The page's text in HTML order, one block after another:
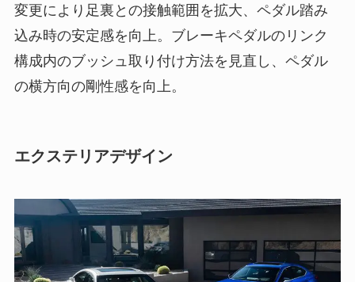
変更により足裏との接触範囲を拡大、ペダル踏み
込み時の安定感を向上。ブレーキペダルのリンク
構成内のブッシュ取り付け方法を見直し、ペダル
の横方向の剛性感を向上。
エクステリアデザイン